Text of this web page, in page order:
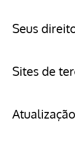
Seus
Sites de